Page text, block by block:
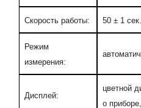
Скорость работы: 50 ± 1
Режим
измерения:
Дисплей:
цветной
о